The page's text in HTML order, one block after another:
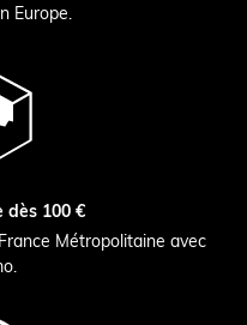
Europe.
dès 100 €
Métropolitaine avec